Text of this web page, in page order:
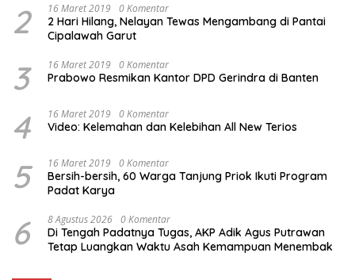
2 16 Maret 2019 0 Komentar
2 Hari Hilang, Nelayan Tewas Mengambang di Pantai
Cipalawah Garut
3 16 Maret 2019 0 Komentar
Prabowo Resmikan Kantor DPD Gerindra di Banten
4 16 Maret 2019 0 Komentar
Video: Kelemahan dan Kelebihan All New Terios
5 16 Maret 2019 0 Komentar
Bersih-bersih, 60 Warga Tanjung Priok Ikuti Program
Padat Karya
6 8 Agustus 2026 0 Komentar
Di Tengah Padatnya Tugas, AKP Adik Agus Putrawan
Tetap Luangkan Waktu Asah Kemampuan Menembak